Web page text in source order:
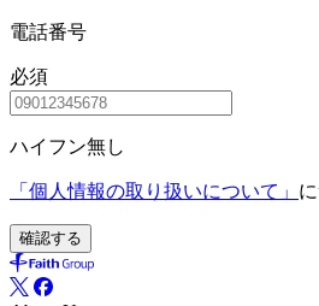
電話番号
必須
ハイフン無し
「個人情報の取り扱いについて」
確認する